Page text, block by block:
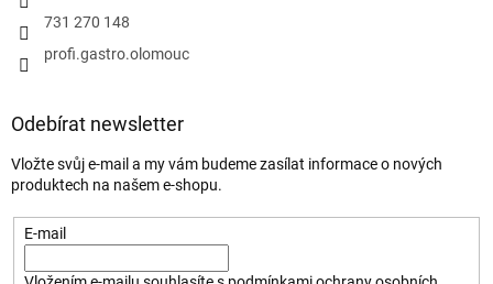
731 270 148
profi.gastro.olomouc
Odebírat newsletter
Vložte svůj e-mail a my vám budeme zasílat informace o nových
produktech na našem e-shopu.
E-mail